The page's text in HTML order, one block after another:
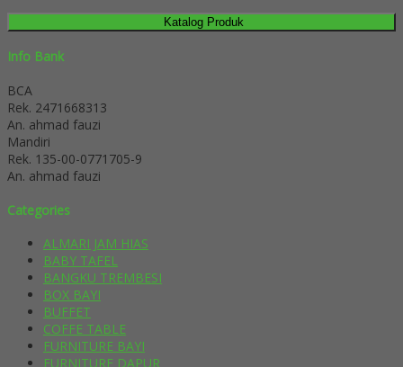
Katalog Produk
Info Bank
BCA
Rek. 2471668313
An. ahmad fauzi
Mandiri
Rek. 135-00-0771705-9
An. ahmad fauzi
Categories
ALMARI JAM HIAS
BABY TAFEL
BANGKU TREMBESI
BOX BAYI
BUFFET
COFFE TABLE
FURNITURE BAYI
FURNITURE DAPUR